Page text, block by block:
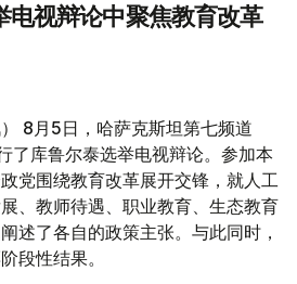
电视辩论中聚焦教育改革
） 8月5日，哈萨克斯坦第七频道
了库鲁尔泰选举电视辩论。参加本
党围绕教育改革展开交锋，就人工
、教师待遇、职业教育、生态教育
述了各自的政策主张。与此同时，
段性结果。